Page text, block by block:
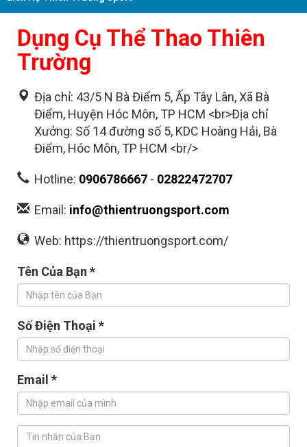
Dụng Cụ Thể Thao Thiên
Trường
Địa chỉ: 43/5 N Bà Điểm 5, Ấp Tây Lân, Xã Bà
Điểm, Huyện Hóc Môn, TP HCM <br>Địa chỉ
Xưởng: Số 14 đường số 5, KDC Hoàng Hải, Bà
Điểm, Hóc Môn, TP HCM <br/>
Hotline: 0906786667 - 02822472707
Email: info@thientruongsport.com
Web: https://thientruongsport.com/
Tên Của Bạn *
Số Điện Thoại *
Email *